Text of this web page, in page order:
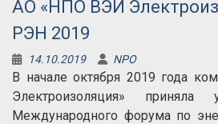
АО «НПО ВЭИ
РЭН 2019
14.10.2019 NPO
В начале октября 2019 года
Электроизоляция»
Международного форума по